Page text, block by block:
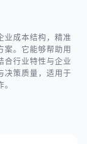
业成本结构，精准
案。它能够帮助用
合行业特性与企业
决策质量，适用于